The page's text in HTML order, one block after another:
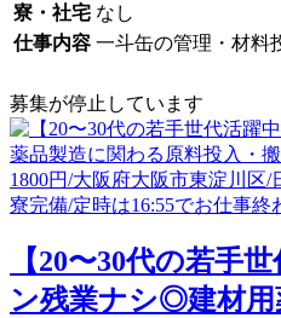
寮・社宅 なし
仕事内容 一斗缶の管理・材料
募集が停止しています
【20〜30代の若手
ン残業ナシ◎建材用